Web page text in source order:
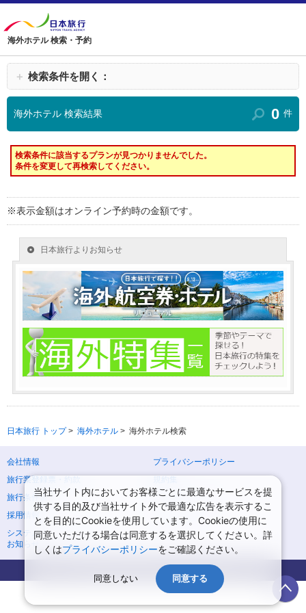
海外ホテル 検索・予約
＋ 検索条件を開く：
海外ホテル 検索結果 0 件
検索条件に該当するプランが見つかりませんでした。
条件を変更して再検索してください。
※表示金額はオンライン予約時の金額です。
日本旅行 トップ> 海外ホテル > 海外ホテル検索
会社情報
プライバシーポリシー
旅行業登録票・約款
旅行条件書
ニュースリリース
採用情報
サイトマップ
システムメンテナンスの
お知らせ
Copyright © NIPPON TRAVEL AGENCY Co.,LTD. All rights reserved.
当社サイト内においてお客様ごとに最適なサービスを提
供する目的及び当社サイト外で最適な広告を表示するこ
とを目的にCookieを使用しています。Cookieの使用に
同意いただける場合は同意するを選択してください。詳
しくはプライバシーポリシーをご確認ください。
同意しない 同意する